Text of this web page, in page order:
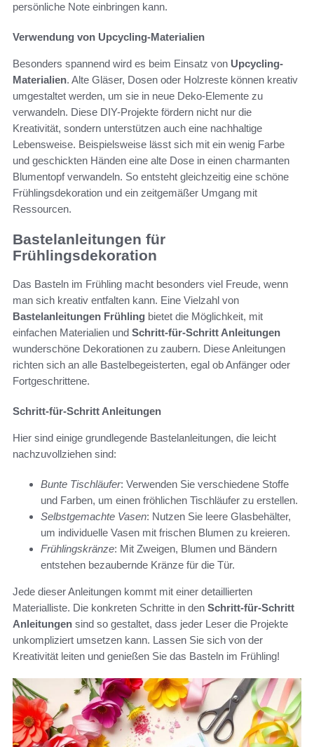
persönliche Note einbringen kann.
Verwendung von Upcycling-Materialien
Besonders spannend wird es beim Einsatz von Upcycling-
Materialien. Alte Gläser, Dosen oder Holzreste können kreativ
umgestaltet werden, um sie in neue Deko-Elemente zu
verwandeln. Diese DIY-Projekte fördern nicht nur die
Kreativität, sondern unterstützen auch eine nachhaltige
Lebensweise. Beispielsweise lässt sich mit ein wenig Farbe
und geschickten Händen eine alte Dose in einen charmanten
Blumentopf verwandeln. So entsteht gleichzeitig eine schöne
Frühlingsdekoration und ein zeitgemäßer Umgang mit
Ressourcen.
Bastelanleitungen für
Frühlingsdekoration
Das Basteln im Frühling macht besonders viel Freude, wenn
man sich kreativ entfalten kann. Eine Vielzahl von
Bastelanleitungen Frühling bietet die Möglichkeit, mit
einfachen Materialien und Schritt-für-Schritt Anleitungen
wunderschöne Dekorationen zu zaubern. Diese Anleitungen
richten sich an alle Bastelbegeisterten, egal ob Anfänger oder
Fortgeschrittene.
Schritt-für-Schritt Anleitungen
Hier sind einige grundlegende Bastelanleitungen, die leicht
nachzuvollziehen sind:
Bunte Tischläufer: Verwenden Sie verschiedene Stoffe
und Farben, um einen fröhlichen Tischläufer zu erstellen.
Selbstgemachte Vasen: Nutzen Sie leere Glasbehälter,
um individuelle Vasen mit frischen Blumen zu kreieren.
Frühlingskränze: Mit Zweigen, Blumen und Bändern
entstehen bezaubernde Kränze für die Tür.
Jede dieser Anleitungen kommt mit einer detaillierten
Materialliste. Die konkreten Schritte in den Schritt-für-Schritt
Anleitungen sind so gestaltet, dass jeder Leser die Projekte
unkompliziert umsetzen kann. Lassen Sie sich von der
Kreativität leiten und genießen Sie das Basteln im Frühling!